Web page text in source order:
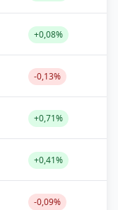
+0,08%
-0,13%
+0,71%
+0,41%
-0,09%